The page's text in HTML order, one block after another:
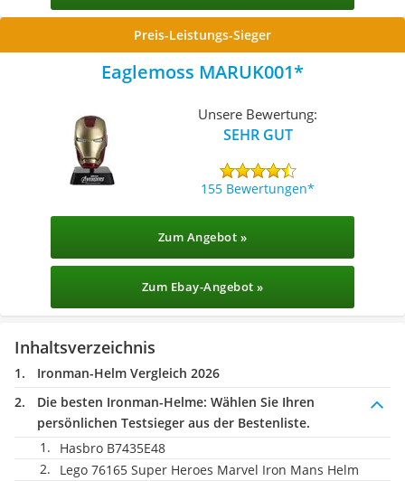
Preis-Leistungs-Sieger
Eaglemoss MARUK001
Unsere Bewertung:
SEHR GUT
155 Bewertungen
Zum Angebot »
Zum Ebay-Angebot »
Inhaltsverzeichnis
Ironman-Helm Vergleich 2026
Die besten Ironman-Helme: Wählen Sie Ihren
persönlichen Testsieger aus der Bestenliste.
Hasbro B7435E48
Lego 76165 Super Heroes Marvel Iron Mans Helm